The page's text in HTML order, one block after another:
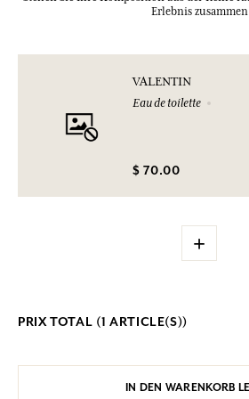
Erlebnis zusammen
VALENTIN
Eau de toilette
$ 70.00
+
PRIX TOTAL (1 ARTICLE(S))
IN DEN WARENKORB